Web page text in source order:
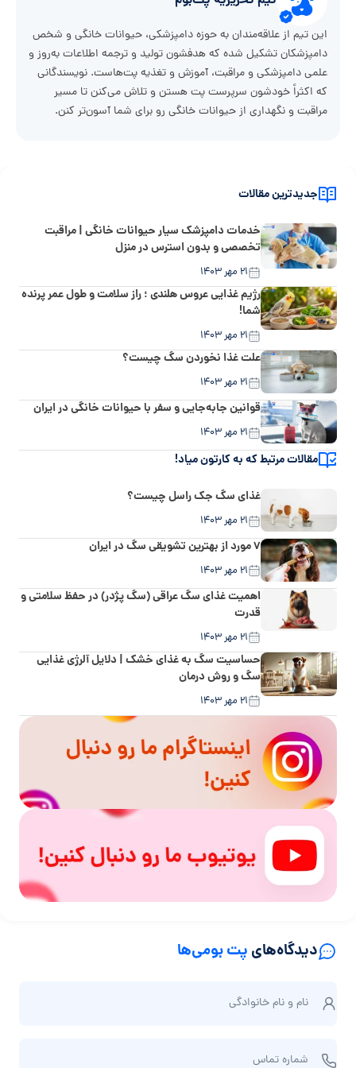
این تیم از علاقه‌مندان به حوزه دامپزشکی، حیوانات خانگی و شخص
دامپزشکان تشکیل شده که هدفشون تولید و ترجمه اطلاعات به‌روز و
علمی دامپزشکی و مراقبت، آموزش و تغذیه پت‌هاست. نویسندگانی
که اکثراً خودشون سرپرست پت هستن و تلاش می‌کنن تا مسیر
مراقبت و نگهداری از حیوانات خانگی رو برای شما آسون‌تر کنن.
جدیدترین مقالات
خدمات دامپزشک سیار حیوانات خانگی | مراقبت
تخصصی و بدون استرس در منزل
۲۱ مهر ۱۴۰۳
رژیم غذایی عروس هلندی ؛ راز سلامت و طول عمر پرنده
شما!
۲۱ مهر ۱۴۰۳
علت غذا نخوردن سگ چیست؟
۲۱ مهر ۱۴۰۳
قوانین جابه‌جایی و سفر با حیوانات خانگی در ایران
۲۱ مهر ۱۴۰۳
مقالات مرتبط که به کارتون میاد!
غذای سگ جک راسل چیست؟
۲۱ مهر ۱۴۰۳
۷ مورد از بهترین تشویقی سگ در ایران
۲۱ مهر ۱۴۰۳
اهمیت غذای سگ عراقی (سگ پژدر) در حفظ سلامتی و
قدرت
۲۱ مهر ۱۴۰۳
حساسیت سگ به غذای خشک | دلایل آلرژی غذایی
سگ و روش درمان
۲۱ مهر ۱۴۰۳
دیدگاه‌های پت بومی‌ها
و
نام و نام‌ خانوادگی
شماره تماس